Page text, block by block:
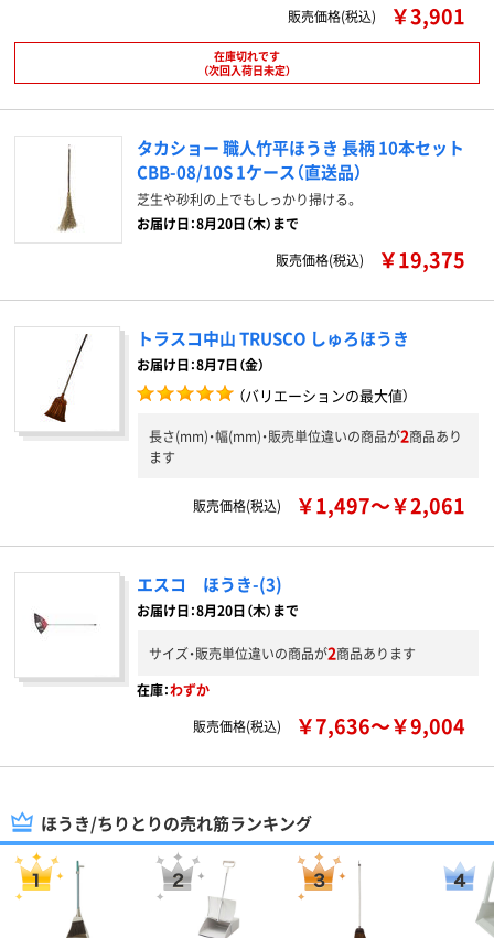
販売価格(税込) ￥3,901
在庫切れです
（次回入荷日未定）
タカショー 職人竹平ほうき 長柄 10本セット
CBB-08/10S 1ケース（直送品）
芝生や砂利の上でもしっかり掃ける。
お届け日：8月20日（木）まで
販売価格(税込)
￥19,375
トラスコ中山 TRUSCO しゅろほうき
お届け日：8月7日（金）
（バリエーションの最大値）
長さ(mm)・幅(mm)・販売単位違いの商品が2商品あり
ます
販売価格(税込) ￥1,497～￥2,061
エスコ ほうき-(3)
お届け日：8月20日（木）まで
サイズ・販売単位違いの商品が2商品あります
在庫：わずか
販売価格(税込)
￥7,636～￥9,004
ほうき/ちりとりの売れ筋ランキング